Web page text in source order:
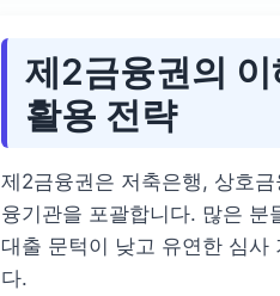
제2금융권의
활용 전략
제2금융권은 저축은행, 상호
융기관을 포괄합니다. 많은 분
대출 문턱이 낮고 유연한 심사
다.